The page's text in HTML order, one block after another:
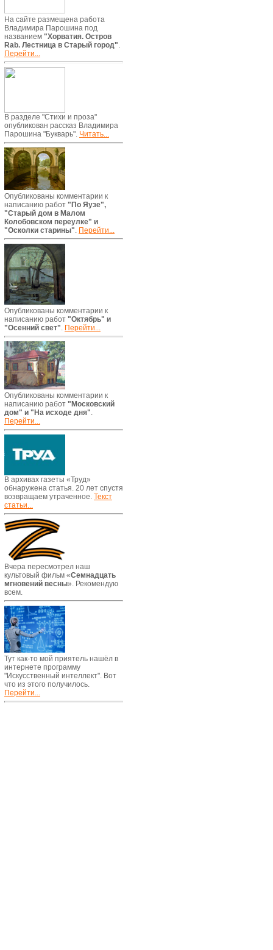
На сайте размещена работа
Владимира Парошина под
названием "Хорватия. Остров
Rab. Лестница в Старый город".
Перейти...
В разделе "Стихи и проза"
опубликован рассказ Владимира
Парошина "Букварь". Читать...
Опубликованы комментарии к
написанию работ "По Яузе",
"Старый дом в Малом
Колобовском переулке" и
"Осколки старины". Перейти...
Опубликованы комментарии к
написанию работ "Октябрь" и
"Осенний свет". Перейти...
Опубликованы комментарии к
написанию работ "Московский
дом" и "На исходе дня".
Перейти...
В архивах газеты «Труд»
обнаружена статья. 20 лет спустя
возвращаем утраченное. Текст
статьи...
Вчера пересмотрел наш
культовый фильм «Семнадцать
мгновений весны». Рекомендую
всем.
Тут как-то мой приятель нашёл в
интернете программу
"Искусственный интеллект". Вот
что из этого получилось.
Перейти...